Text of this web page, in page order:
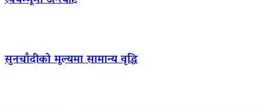
सुनचाँदीको मूल्यमा सामान्य वृद्धि